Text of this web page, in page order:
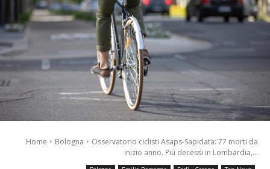
Home Bologna
Osservatorio ciclisti Asaps-Sapidata: 77 morti da
inizio anno. Più decessi in Lombardia,...